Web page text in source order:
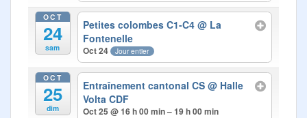
OCT
24
sam
Petites colombes C1-C4@ La
Fontenelle
Oct 24 Jour entier
OCT
25
dim
Entraînement cantonal CS@ Halle
Volta CDF
Oct 25 @ 16 h 00 min – 19 h 00 min